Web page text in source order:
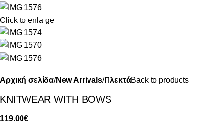
Click to enlarge
Αρχική σελίδα New Arrivals ΠλεκτάBack to products
KNITWEAR WITH BOWS
119.00€